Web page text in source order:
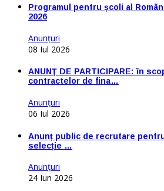
Programul pentru școli al
2026
Anunţuri
08 Iul 2026
ANUNŢ DE PARTICIPARE: în
contractelor de fina…
Anunţuri
06 Iul 2026
Anunț public de recrutare
selecție …
Anunţuri
24 Iun 2026